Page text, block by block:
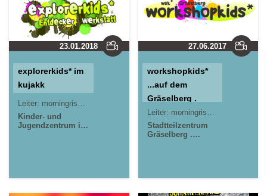
23.01.2018
explorerkids* im
kujakk
Leiter: morningrise* . jOrn
Jörn Lauterbach
Kinder- und
Jugendzentrum in
27.06.2017
workshopkids*
...auf dem
Gräselberg .
Offener Kinder-
& Teeniebereich,
kreativ gestalten
im
Leiter: morningrise* . jOrn
Stadtteilzentrum
Gräselberg .